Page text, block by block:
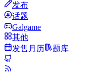
发布
话题
Galgame
其他
发售月历
题库